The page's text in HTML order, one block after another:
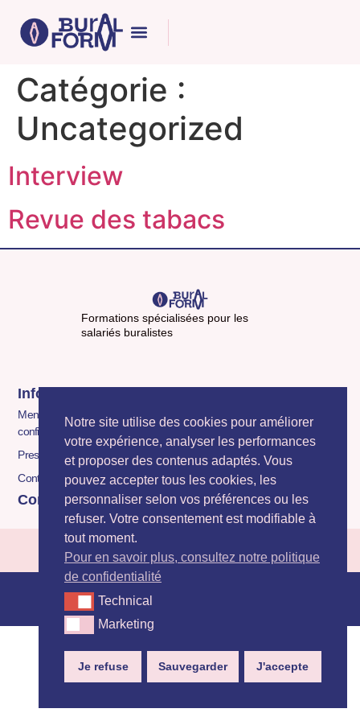
Catégorie :
Uncategorized
Interview
Revue des tabacs
Formations spécialisées pour les
salariés buralistes
Infos
Mentions légales et politique de
confidentialité
Presse
Contact
Formulaire de contact
Contact
© 2025 BE FORM
Notre site utilise des cookies pour améliorer
votre expérience, analyser les performances
et proposer des contenus adaptés. Vous
pouvez accepter tous les cookies, les
personnaliser selon vos préférences ou les
refuser. Votre consentement est modifiable à
tout moment.
Pour en savoir plus, consultez notre politique
de confidentialité
TechnicalTechnical
MarketingMarketing
Je refuse Sauvegarder J'accepte